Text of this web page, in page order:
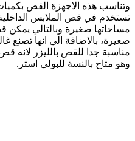
وتناسب هذه الاجهزة القص بكميات
تستخدم في قص الملابس
مساحاتها صغيرة وبالتالي
صعيرة، بالاضافة الي انها تصنع
مناسبة جدا للقص بالليزر لانه
وهو متاح بالنسة للبولي استر.